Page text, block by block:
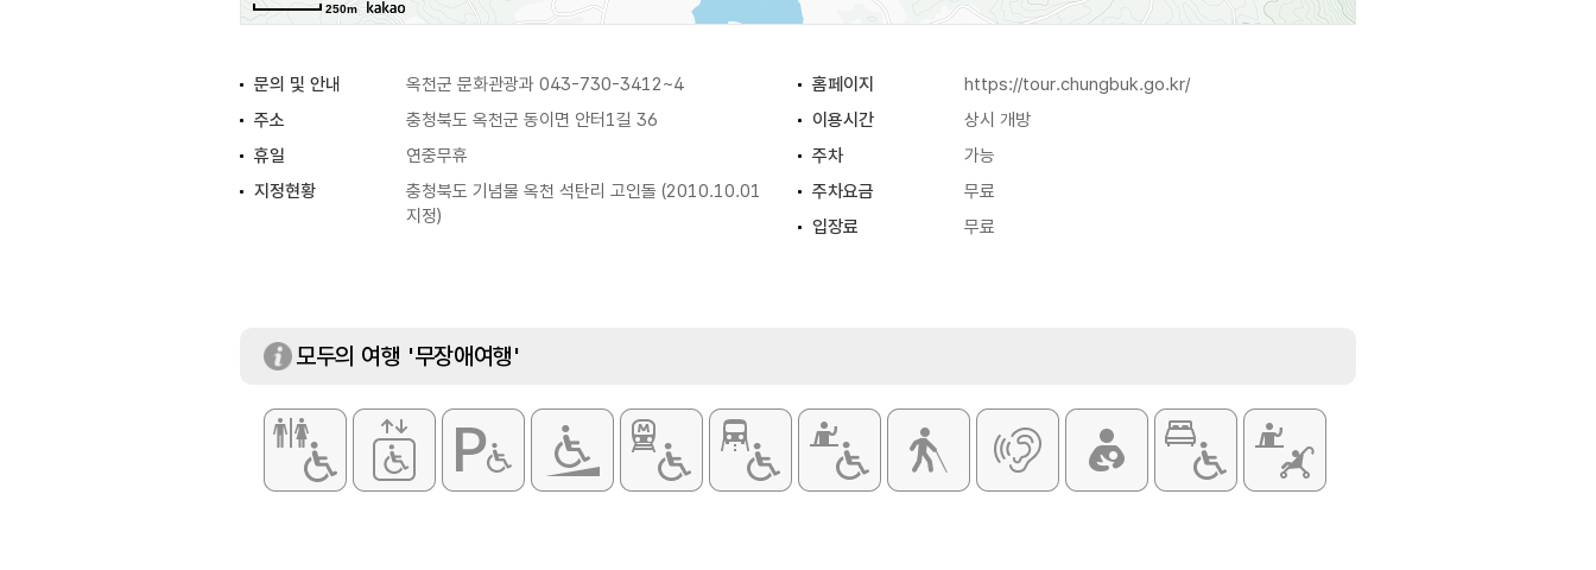
250m
문의 및 안내 옥천군 문화관광과 043-730-3412~4 홈페이지
https://tour.chungbuk.go.kr/
주소
충청북도 옥천군 동이면 안터1길 36 이용시간
상시 개방
휴일
연중무휴 주차
가능
지정현황
충청북도 기념물 옥천 석탄리 고인돌 (2010.10.01
지정)
주차요금
무료
입장료
무료
모두의 여행 '무장애여행'